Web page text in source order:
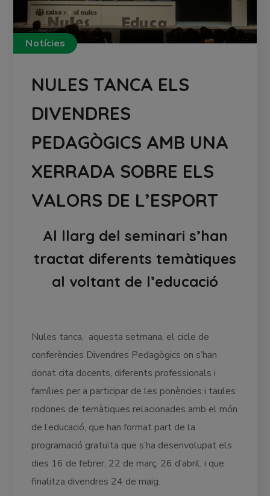
Notícies
NULES TANCA ELS
DIVENDRES
PEDAGÒGICS AMB UNA
XERRADA SOBRE ELS
VALORS DE L’ESPORT
Al llarg del seminari s’han
tractat diferents temàtiques
al voltant de l’educació
Nules tanca, aquesta setmana, el cicle de
conferències Divendres Pedagògics on s’han
donat cita docents, diferents professionals i
famílies per a participar de les ponències i taules
rodones de temàtiques relacionades amb el món
de l’educació, que han format part de la
programació gratuïta que s’ha desenvolupat els
dies 16 de febrer, 22 de març, 26 d’abril, i que
finalitza divendres 24 de maig.